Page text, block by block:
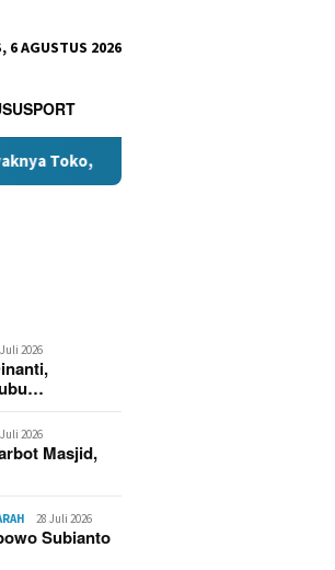
6 AGUSTUS 2026
Donasi Pakaian Korban Kebakaran
2026
2026
Masjid,
28 Juli 2026
Subianto